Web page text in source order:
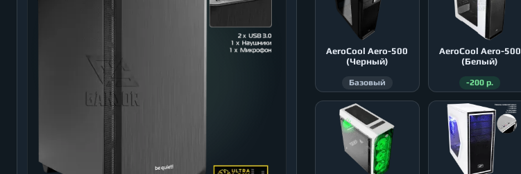
AeroСool Aero-500
(Черный)
Базовый
AeroСool Aero-500
(Белый)
-200 р.